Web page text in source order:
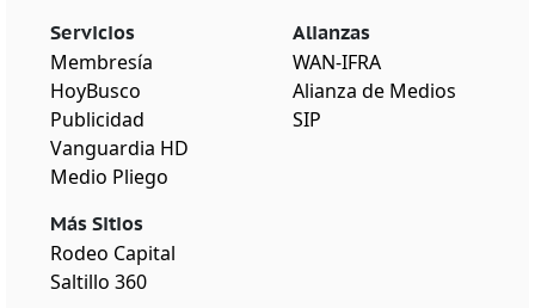
Servicios
Membresía
HoyBusco
Publicidad
Vanguardia HD
Medio Pliego
Más Sitios
Rodeo Capital
Saltillo 360
Alianzas
WAN-IFRA
Alianza de Medios
SIP